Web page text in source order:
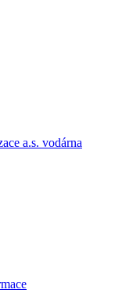
a.s. vodárna